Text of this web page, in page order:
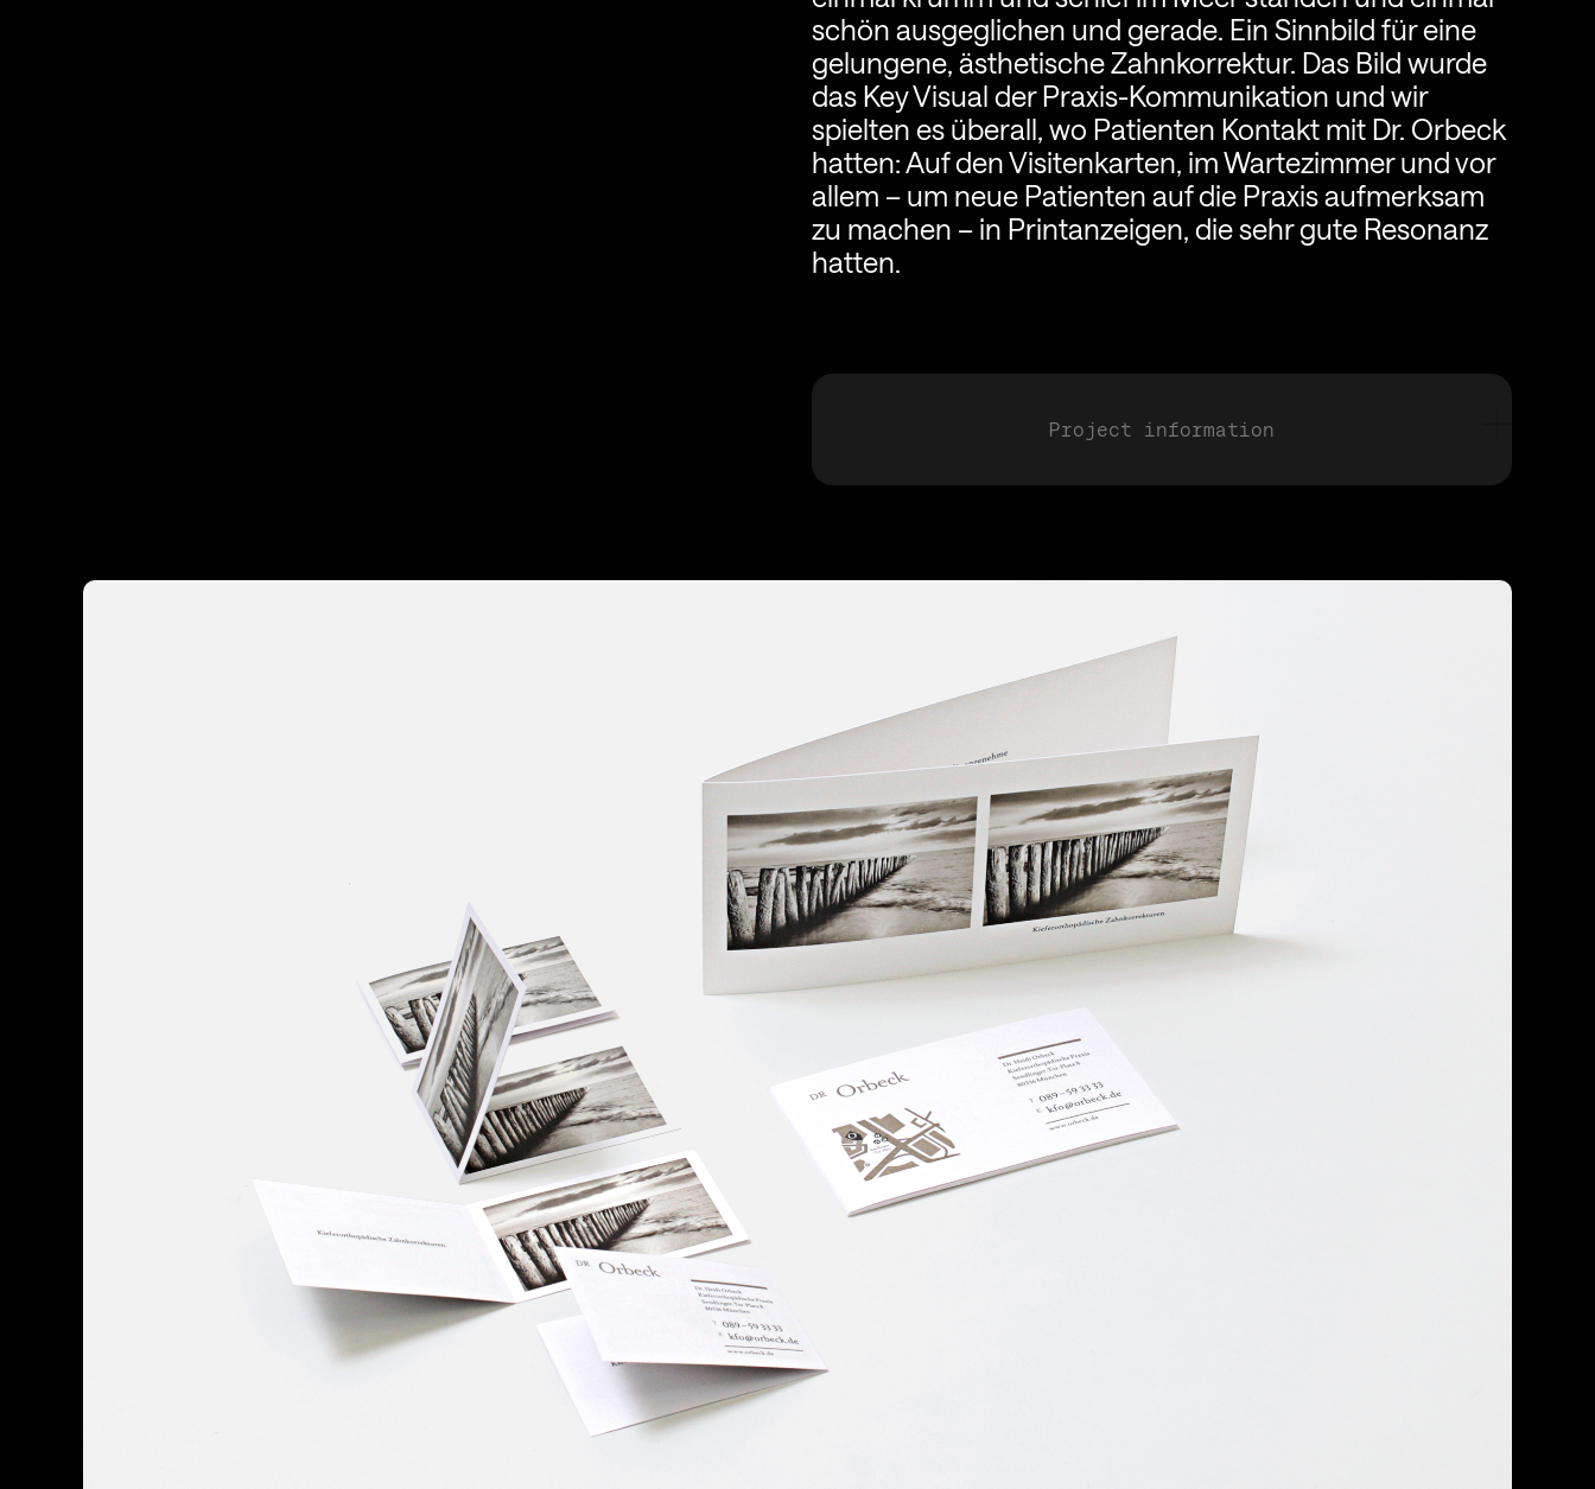
schön ausgeglichen und gerade. Ein Sinnbild für eine
gelungene, ästhetische Zahnkorrektur. Das Bild wurde
das Key Visual der Praxis-Kommunikation und wir
spielten es überall, wo Patienten Kontakt mit Dr. Orbeck
hatten: Auf den Visitenkarten, im Wartezimmer und vor
allem – um neue Patienten auf die Praxis aufmerksam
zu machen – in Printanzeigen, die sehr gute Resonanz
hatten.
Project information
Campaign